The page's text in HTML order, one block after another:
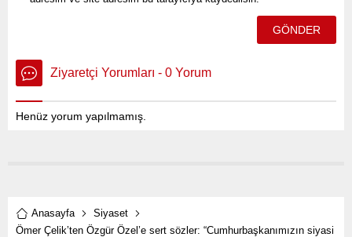
Ziyaretçi Yorumları - 0 Yorum
Henüz yorum yapılmamış.
Anasayfa
Siyaset
Ömer Çelik’ten Özgür Özel’e sert sözler: “Cumhurbaşkanımızın siyasi